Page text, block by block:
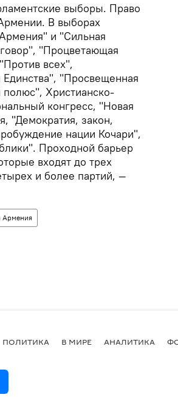
выборы. Право
В выборах
и "Сильная
"Процветающая
всех",
"Просвещенная
Христианско-
конгресс, "Новая
"Демократия, закон,
нации Кочари",
Проходной барьер
входят до трех
и более партий, —
Армения
ПОЛИТИКА В МИРЕ АНАЛИТИКА